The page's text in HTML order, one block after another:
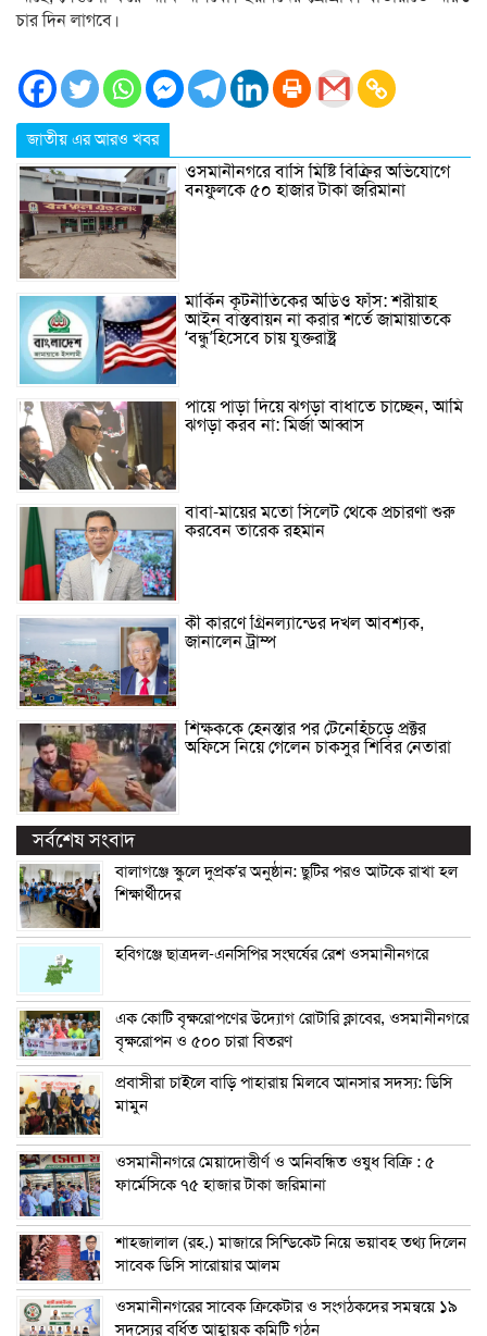
চার দিন লাগবে।
জাতীয় এর আরও খবর
ওসমানীনগরে বাসি মিষ্টি বিক্রির অভিযোগে
বনফুলকে ৫০ হাজার টাকা জরিমানা
মার্কিন কূটনীতিকের অডিও ফাঁস: শরীয়াহ
আইন বাস্তবায়ন না করার শর্তে জামায়াতকে
‘বন্ধু’হিসেবে চায় যুক্তরাষ্ট্র
পায়ে পাড়া দিয়ে ঝগড়া বাধাতে চাচ্ছেন, আমি
ঝগড়া করব না: মির্জা আব্বাস
বাবা-মায়ের মতো সিলেট থেকে প্রচারণা শুরু
করবেন তারেক রহমান
কী কারণে গ্রিনল্যান্ডের দখল আবশ্যক,
জানালেন ট্রাম্প
শিক্ষককে হেনস্তার পর টেনেহিঁচড়ে প্রক্টর
অফিসে নিয়ে গেলেন চাকসুর শিবির নেতারা
সর্বশেষ সংবাদ
বালাগঞ্জে স্কুলে দুপ্রক’র অনুষ্ঠান: ছুটির পরও আটকে রাখা হল
শিক্ষার্থীদের
হবিগঞ্জে ছাত্রদল-এনসিপির সংঘর্ষের রেশ ওসমানীনগরে
এক কোটি বৃক্ষরোপণের উদ্যোগ রোটারি ক্লাবের, ওসমানীনগরে
বৃক্ষরোপন ও ৫০০ চারা বিতরণ
প্রবাসীরা চাইলে বাড়ি পাহারায় মিলবে আনসার সদস্য: ডিসি
মামুন
ওসমানীনগরে মেয়াদোত্তীর্ণ ও অনিবন্ধিত ওষুধ বিক্রি : ৫
ফার্মেসিকে ৭৫ হাজার টাকা জরিমানা
শাহজালাল (রহ.) মাজারে সিন্ডিকেট নিয়ে ভয়াবহ তথ্য দিলেন
সাবেক ডিসি সারোয়ার আলম
ওসমানীনগরের সাবেক ক্রিকেটার ও সংগঠকদের সমন্বয়ে ১৯
সদস্যের বর্ধিত আহ্বায়ক কমিটি গঠন